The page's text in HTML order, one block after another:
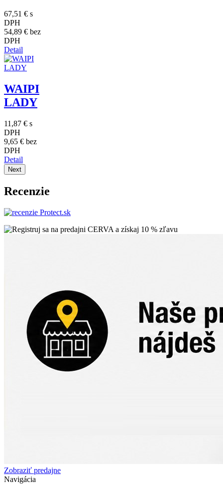
67,51 € s
DPH
54,89 € bez
DPH
Detail
WAIPI
LADY
11,87 € s
DPH
9,65 € bez
DPH
Detail
Next
Recenzie
Zobraziť predajne
Navigácia